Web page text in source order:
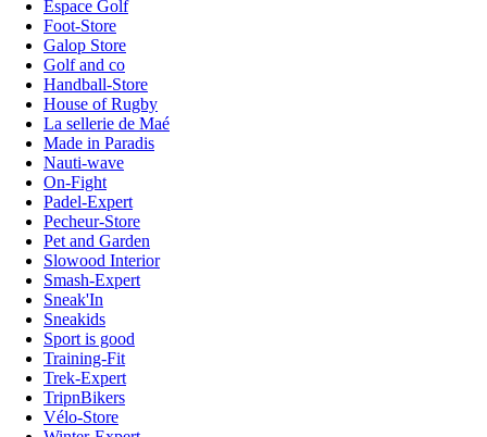
Espace Golf
Foot-Store
Galop Store
Golf and co
Handball-Store
House of Rugby
La sellerie de Maé
Made in Paradis
Nauti-wave
On-Fight
Padel-Expert
Pecheur-Store
Pet and Garden
Slowood Interior
Smash-Expert
Sneak'In
Sneakids
Sport is good
Training-Fit
Trek-Expert
TripnBikers
Vélo-Store